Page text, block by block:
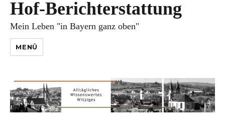
Hof-Berichterstattung
Mein Leben "in Bayern ganz oben"
MENÜ